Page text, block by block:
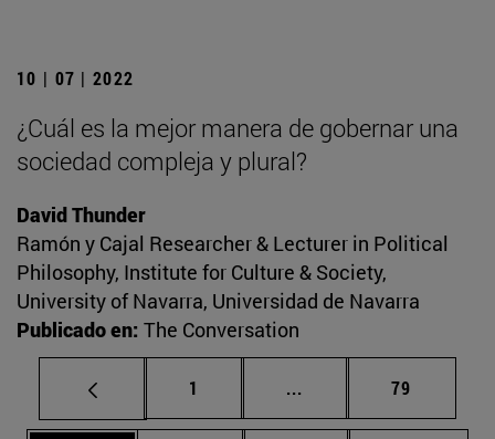
10 | 07 | 2022
¿Cuál es la mejor manera de gobernar una
sociedad compleja y plural?
David Thunder
Ramón y Cajal Researcher & Lecturer in Political
Philosophy, Institute for Culture & Society,
University of Navarra, Universidad de Navarra
Publicado en: The Conversation
Página
1 ... Páginas intermedias
Página
79